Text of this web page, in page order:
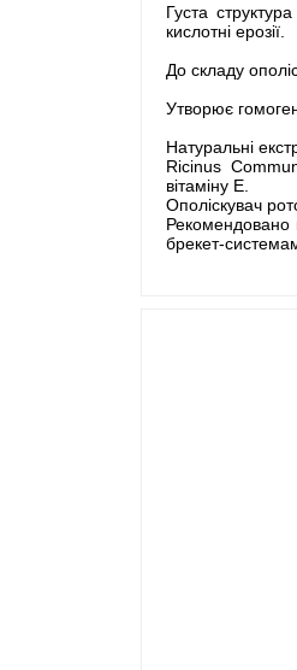
Густа
кислотні ерозії.
До складу
Утворює
Натуральні
Ricinus
вітаміну Е.
Ополіскувач
Рекомендовано
брекет-